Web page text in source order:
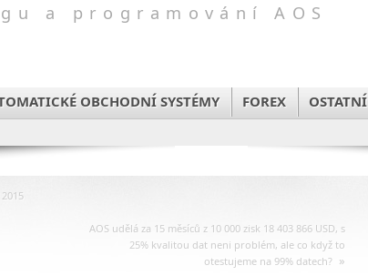
a programování AOS
OBCHODNÍ SYSTÉMY FOREX OSTATNÍ
AOS udělá za 15 měsíců z 10 000 zisk 18 403 866 USD, s
25% kvalitou dat neni problém, ale co když to
otestujeme na 99% datech? »